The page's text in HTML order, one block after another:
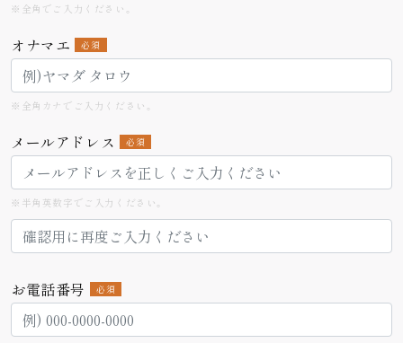
※全角でご入力ください。
オナマエ 必須
※全角カナでご入力ください。
メールアドレス 必須
※半角英数字でご入力ください。
お電話番号 必須